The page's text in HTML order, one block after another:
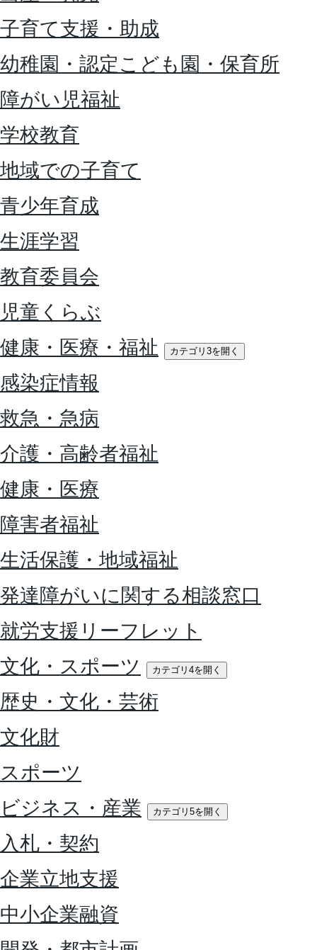
子育て支援・助成
幼稚園・認定こども園・保育所
障がい児福祉
学校教育
地域での子育て
青少年育成
生涯学習
教育委員会
児童くらぶ
健康・医療・福祉
カテゴリ3を開く
感染症情報
救急・急病
介護・高齢者福祉
健康・医療
障害者福祉
生活保護・地域福祉
発達障がいに関する相談窓口
就労支援リーフレット
文化・スポーツ
カテゴリ4を開く
歴史・文化・芸術
文化財
スポーツ
ビジネス・産業
カテゴリ5を開く
入札・契約
企業立地支援
中小企業融資